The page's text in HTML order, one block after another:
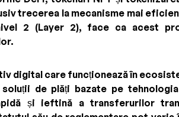
trecerea la mecanisme mai
2 (Layer 2), face ca acest
digital care funcționează în
de plăți bazate pe
și ieftină a transferurilor